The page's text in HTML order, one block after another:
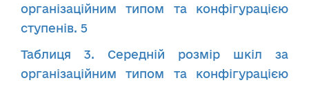
організаційним типом та конфігурацією
ступенів. 5
Таблиця 3. Середній розмір шкіл за
організаційним типом та конфігурацією